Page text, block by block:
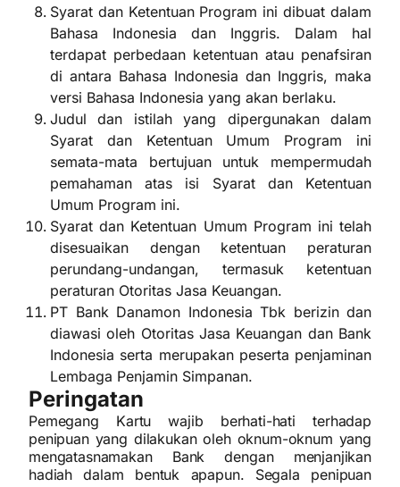
Syarat dan Ketentuan Program ini dibuat dalam
Bahasa Indonesia dan Inggris. Dalam hal
terdapat perbedaan ketentuan atau penafsiran
di antara Bahasa Indonesia dan Inggris, maka
versi Bahasa Indonesia yang akan berlaku.
Judul dan istilah yang dipergunakan dalam
Syarat dan Ketentuan Umum Program ini
semata-mata bertujuan untuk mempermudah
pemahaman atas isi Syarat dan Ketentuan
Umum Program ini.
Syarat dan Ketentuan Umum Program ini telah
disesuaikan dengan ketentuan peraturan
perundang-undangan, termasuk ketentuan
peraturan Otoritas Jasa Keuangan.
PT Bank Danamon Indonesia Tbk berizin dan
diawasi oleh Otoritas Jasa Keuangan dan Bank
Indonesia serta merupakan peserta penjaminan
Lembaga Penjamin Simpanan.
Peringatan
Pemegang Kartu wajib berhati-hati terhadap
penipuan yang dilakukan oleh oknum-oknum yang
mengatasnamakan Bank dengan menjanjikan
hadiah dalam bentuk apapun. Segala penipuan